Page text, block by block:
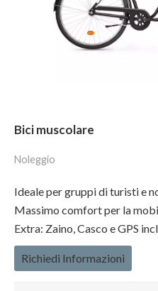
Bici muscolare
Noleggio
Ideale per gruppi di turisti e
Massimo comfort per la
Extra: Zaino, Casco e GPS
Richiedi Informazioni